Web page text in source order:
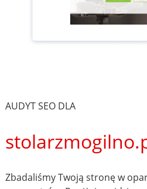
AUDYT SEO DLA
Zbadaliśmy Twoją stronę w